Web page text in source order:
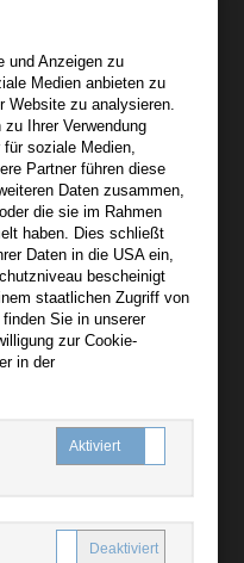
da.
und Anzeigen zu
Medien anbieten zu
Website zu analysieren.
Ihrer Verwendung
soziale Medien,
Partner führen diese
Daten zusammen,
die sie im Rahmen
haben. Dies schließt
Daten in die USA ein,
bescheinigt
staatlichen Zugriff von
Sie in unserer
zur Cookie-
in der